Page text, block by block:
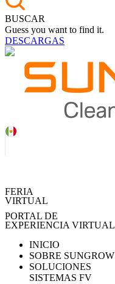
BUSCAR
Guess you want to find it.
DESCARGAS
FERIA
VIRTUAL
PORTAL DE
EXPERIENCIA VIRTUAL
INICIO
SOBRE SUNGROW
SOLUCIONES
SISTEMAS FV